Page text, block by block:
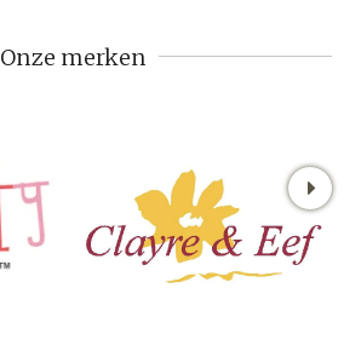
Onze merken